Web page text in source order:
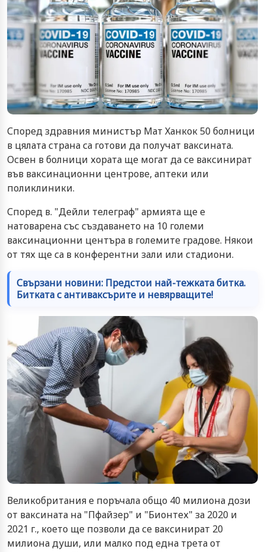
Според здравния министър Мат Ханкок 50 болници
в цялата страна са готови да получат ваксината.
Освен в болници хората ще могат да се ваксинират
във ваксинационни центрове, аптеки или
поликлиники.
Според в. "Дейли телеграф" армията ще е
натоварена със създаването на 10 големи
ваксинационни центъра в големите градове. Някои
от тях ще са в конферентни зали или стадиони.
Свързани новини: Предстои най-тежката битка.
Битката с антиваксърите и невярващите!
Великобритания е поръчала общо 40 милиона дози
от ваксината на "Пфайзер" и "Бионтех" за 2020 и
2021 г., което ще позволи да се ваксинират 20
милиона души, или малко под една трета от